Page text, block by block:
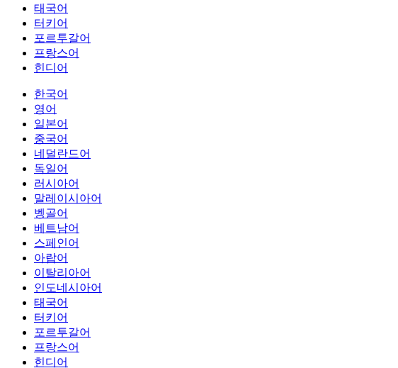
태국어
터키어
포르투갈어
프랑스어
힌디어
한국어
영어
일본어
중국어
네덜란드어
독일어
러시아어
말레이시아어
벵골어
베트남어
스페인어
아랍어
이탈리아어
인도네시아어
태국어
터키어
포르투갈어
프랑스어
힌디어